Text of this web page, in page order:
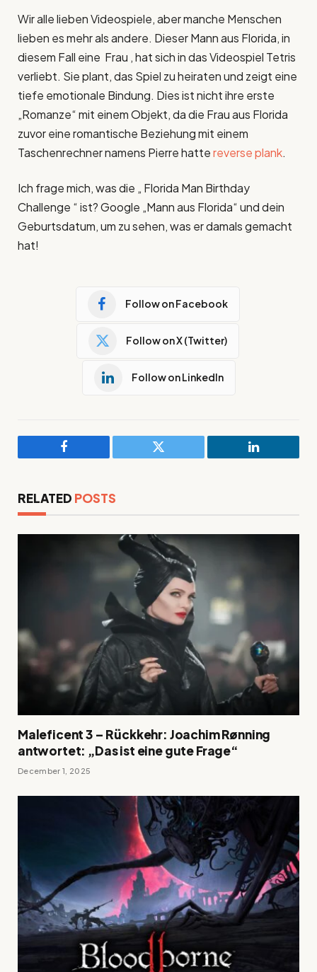
Wir alle lieben Videospiele, aber manche Menschen
lieben es mehr als andere. Dieser Mann aus Florida, in
diesem Fall eine Frau , hat sich in das Videospiel Tetris
verliebt. Sie plant, das Spiel zu heiraten und zeigt eine
tiefe emotionale Bindung. Dies ist nicht ihre erste
„Romanze“ mit einem Objekt, da die Frau aus Florida
zuvor eine romantische Beziehung mit einem
Taschenrechner namens Pierre hattereverse plank.
Ich frage mich, was die „ Florida Man Birthday
Challenge “ ist? Google „Mann aus Florida“ und dein
Geburtsdatum, um zu sehen, was er damals gemacht
hat!
Follow on Facebook
Follow on X (Twitter)
Follow on LinkedIn
Facebook Twitter LinkedIn
RELATED POSTS
Maleficent 3 – Rückkehr: Joachim Rønning
antwortet: „Das ist eine gute Frage“
December 1, 2025